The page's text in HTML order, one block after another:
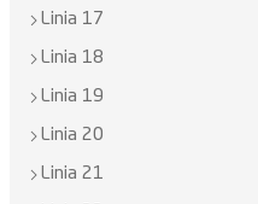
Linia 17
Linia 18
Linia 19
Linia 20
Linia 21